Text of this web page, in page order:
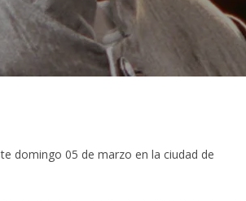
domingo 05 de marzo en la ciudad de